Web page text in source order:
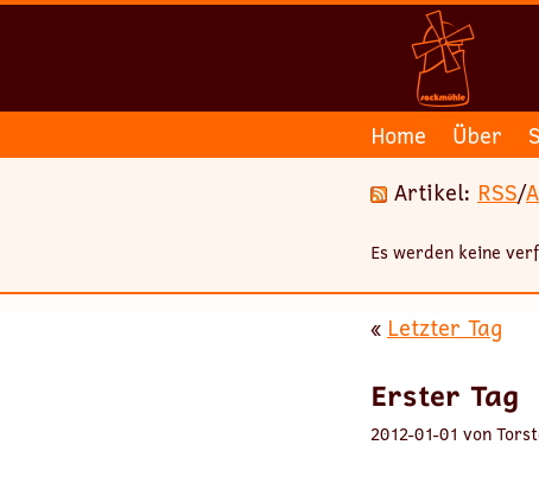
Home
Über
Artikel: RSS/
Es werden keine
« Letzter Tag
Erster Tag
2012-01-01 von